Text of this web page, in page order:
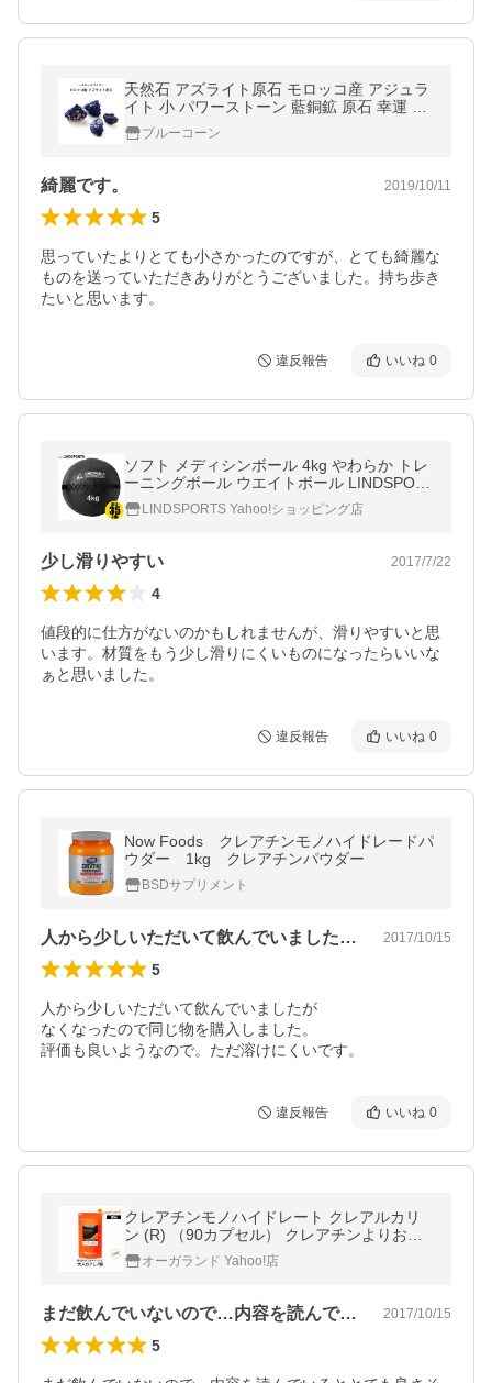
天然石 アズライト原石 モロッコ産 アジュラ
イト 小 パワーストーン 藍銅鉱 原石 幸運 安
らぎ 浄化 魔除け 石 鉱物 ギフト お守り ギフ
ト プレゼント azurite
ブルーコーン
綺麗です。 2019/10/11
5
思っていたよりとても小さかったのですが、とても綺麗な
ものを送っていただきありがとうございました。持ち歩き
たいと思います。
違反報告 いいね 0
ソフト メディシンボール 4kg やわらか トレ
ーニングボール ウエイトボール LINDSPOR
TS リンドスポーツ
LINDSPORTS Yahoo!ショッピング店
少し滑りやすい 2017/7/22
4
値段的に仕方がないのかもしれませんが、滑りやすいと思
います。材質をもう少し滑りにくいものになったらいいな
ぁと思いました。
違反報告 いいね 0
Now Foods クレアチンモノハイドレードパ
ウダー 1kg クレアチンパウダー
BSDサプリメント
人から少しいただいて飲んでいましたがな… 2017/10/15
5
人から少しいただいて飲んでいましたが
なくなったので同じ物を購入しました。
評価も良いようなので。ただ溶けにくいです。
違反報告 いいね 0
クレアチンモノハイドレート クレアルカリ
ン (R) （90カプセル） クレアチンよりおす
すめ サプリ サプリメント アミノ酸 プロテイ
ン HMBと一緒に ポイント利用
オーガランド Yahoo!店
まだ飲んでいないので…内容を読んでいる… 2017/10/15
5